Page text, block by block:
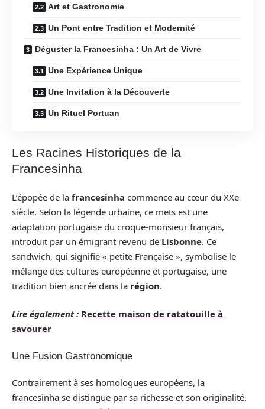
Art et Gastronomie
Un Pont entre Tradition et Modernité
Déguster la Francesinha : Un Art de Vivre
Une Expérience Unique
Une Invitation à la Découverte
Un Rituel Portuan
Les Racines Historiques de la
Francesinha
L’épopée de la francesinha commence au cœur du XXe
siècle. Selon la légende urbaine, ce mets est une
adaptation portugaise du croque-monsieur français,
introduit par un émigrant revenu de Lisbonne. Ce
sandwich, qui signifie « petite Française », symbolise le
mélange des cultures européenne et portugaise, une
tradition bien ancrée dans la région.
Lire également : Recette maison de ratatouille à
savourer
Une Fusion Gastronomique
Contrairement à ses homologues européens, la
francesinha se distingue par sa richesse et son originalité.